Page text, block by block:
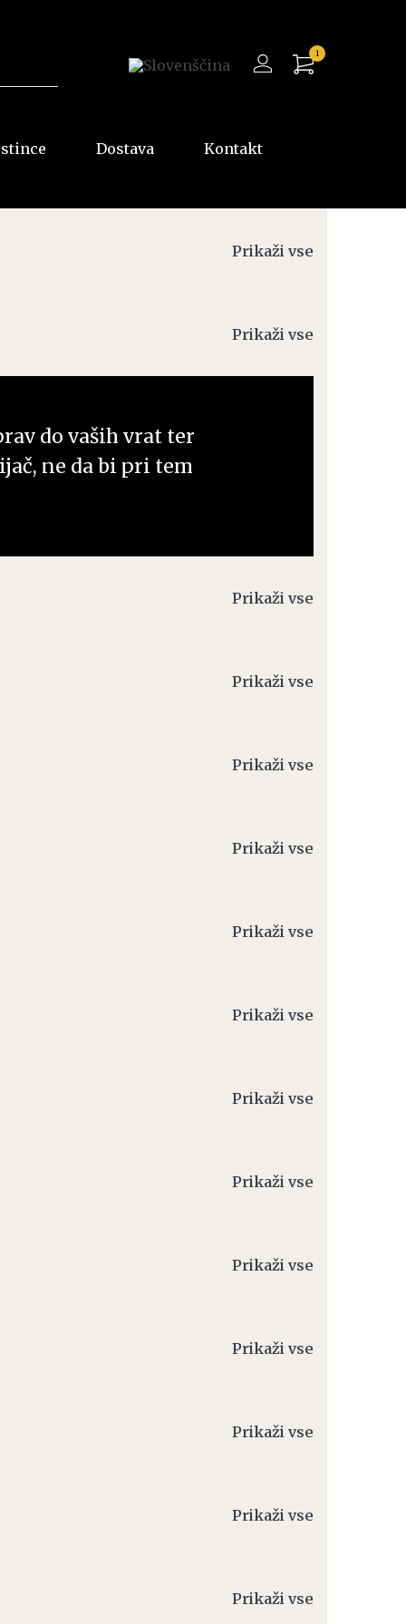
1
Dostava Kontakt
Prikaži vse
Prikaži vse
do vaših vrat ter
ne da bi pri tem
Prikaži vse
Prikaži vse
Prikaži vse
Prikaži vse
Prikaži vse
Prikaži vse
Prikaži vse
Prikaži vse
Prikaži vse
Prikaži vse
Prikaži vse
Prikaži vse
Prikaži vse